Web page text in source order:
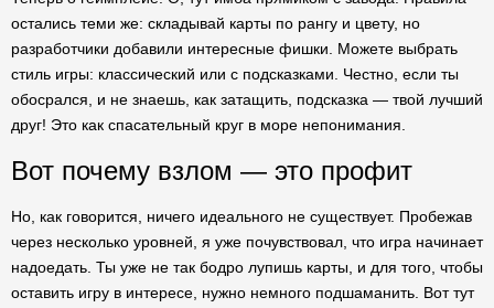
остались теми же: складывай карты по рангу и цвету, но
разработчики добавили интересные фишки. Можете выбрать
стиль игры: классический или с подсказками. Честно, если ты
обосрался, и не знаешь, как затащить, подсказка — твой лучший
друг! Это как спасательный круг в море непонимания.
Вот почему взлом — это профит
Но, как говорится, ничего идеального не существует. Пробежав
через несколько уровней, я уже почувствовал, что игра начинает
надоедать. Ты уже не так бодро лупишь карты, и для того, чтобы
оставить игру в интересе, нужно немного подшаманить. Вот тут